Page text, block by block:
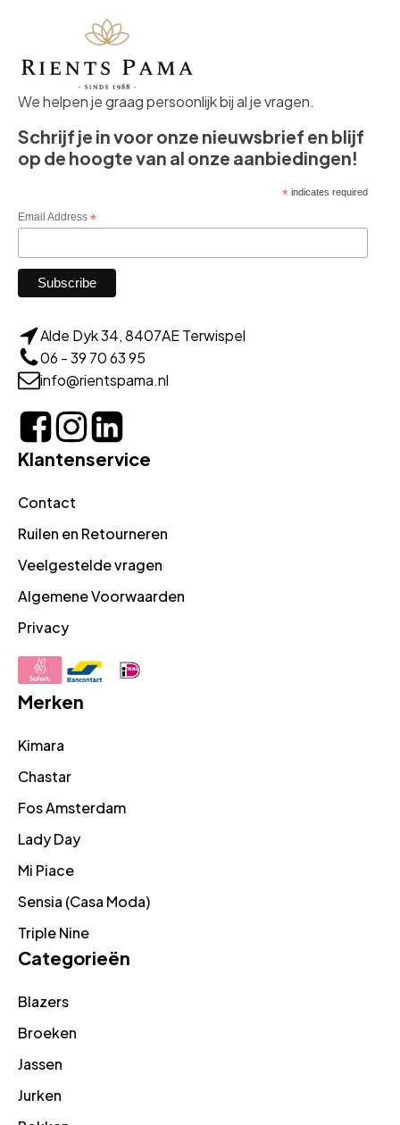
We helpen je graag persoonlijk bij al je vragen.
Schrijf je in voor onze nieuwsbrief en blijf
op de hoogte van al onze aanbiedingen!
*indicates required
Email Address *
Alde Dyk 34, 8407AE Terwispel
06 - 39 70 63 95
info@rientspama.nl
Klantenservice
Contact
Ruilen en Retourneren
Veelgestelde vragen
Algemene Voorwaarden
Privacy
Merken
Kimara
Chastar
Fos Amsterdam
Lady Day
Mi Piace
Sensia (Casa Moda)
Triple Nine
Categorieën
Blazers
Broeken
Jassen
Jurken